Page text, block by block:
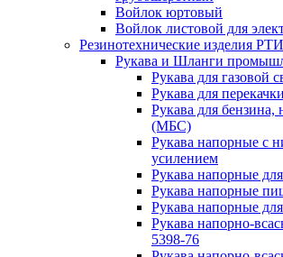
Войлок юртовый
Войлок листовой для
Резинотехнические изделия РТИ
Рукава и Шланги
Рукава для газовой
Рукава для
Рукава для бензина,
(МБС)
Рукава напорные с
усилением
Рукава напорные
Рукава напорные
Рукава напорные
Рукава напорно-
5398-76